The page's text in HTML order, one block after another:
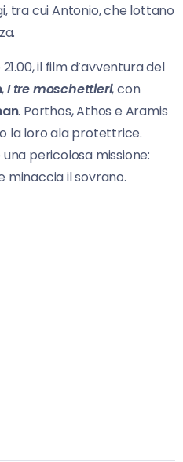
tra cui Antonio, che lottano
21.00, il film d’avventura del
,I tremoschettieri, con
. Porthos, Athos e Aramis
la loro ala protettrice.
pericolosa missione:
il sovrano.